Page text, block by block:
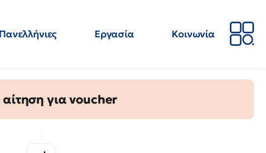
Πανελλήνιες Εργασία
Κοινωνία
για voucher